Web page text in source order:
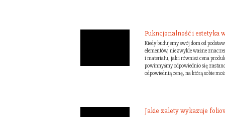
Fukncjonalność i estetyka
Kiedy budujemy swój dom od
elementów, niezwykle ważne
i materiału, jak i również cena
powinnyśmy odpowiednio się
odpowiednią cenę, na którą sobie
Jakie zalety wykazuje